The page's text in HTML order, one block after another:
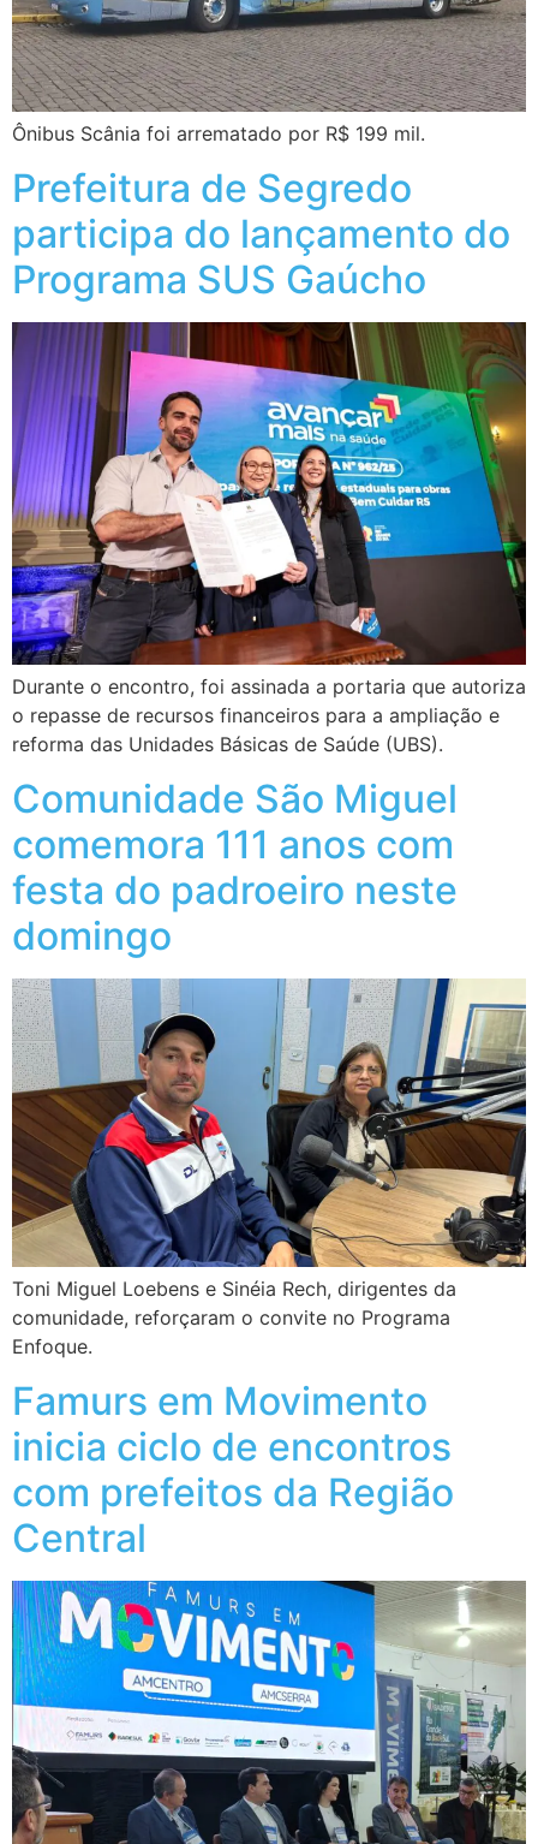
Ônibus Scânia foi arrematado por R$ 199 mil.
Prefeitura de Segredo
participa do lançamento do
Programa SUS Gaúcho
Durante o encontro, foi assinada a portaria que autoriza
o repasse de recursos financeiros para a ampliação e
reforma das Unidades Básicas de Saúde (UBS).
Comunidade São Miguel
comemora 111 anos com
festa do padroeiro neste
domingo
Toni Miguel Loebens e Sinéia Rech, dirigentes da
comunidade, reforçaram o convite no Programa
Enfoque.
Famurs em Movimento
inicia ciclo de encontros
com prefeitos da Região
Central